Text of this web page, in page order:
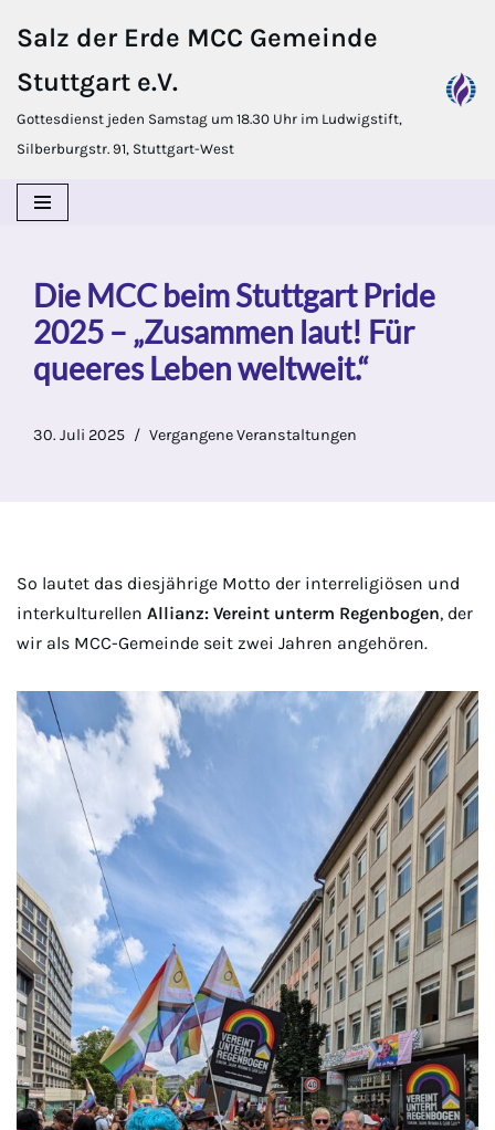
Inhalt
springen
Salz der Erde MCC Gemeinde
Stuttgart e.V.
Gottesdienst jeden Samstag um 18.30 Uhr im Ludwigstift,
Silberburgstr. 91, Stuttgart-West
Die MCC beim Stuttgart Pride
2025 – „Zusammen laut! Für
queeres Leben weltweit.“
30. Juli 2025 Vergangene Veranstaltungen
So lautet das diesjährige Motto der interreligiösen und
interkulturellen Allianz: Vereint unterm Regenbogen, der
wir als MCC-Gemeinde seit zwei Jahren angehören.